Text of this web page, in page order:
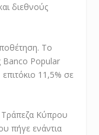
διεθνούς
Το
Banco Popular
11,5% σε
Κύπρου
πήγε ενάντια